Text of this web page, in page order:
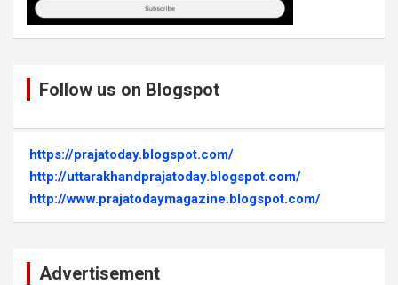
Follow us on Blogspot
https://prajatoday.blogspot.com/
http://uttarakhandprajatoday.blogspot.com/
http://www.prajatodaymagazine.blogspot.com/
Advertisement